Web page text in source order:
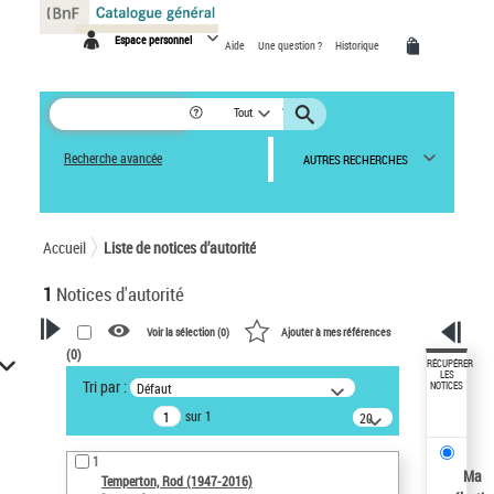
Espace personnel Aide Une question ? Historique
Tout
Recherche avancée AUTRES RECHERCHES
Accueil Liste de notices d’autorité
1 Notices d'autorité
VOTRE RECHERCHE
Recherche avancée dans les
notices d’autorité
Œuvres liées à l'auteur :
Temperton, Rod (1947-2016)
Voir la sélection (0) Ajouter à mes références
(0)
Tri par : Défaut
sur 1
20
résultats/page
1
Temperton, Rod (1947-2016)
RÉCUPÉRER
LES
NOTICES
Ma
Panneau de gestion des cookies